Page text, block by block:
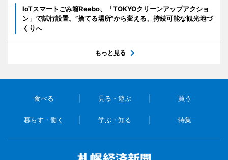
IoTスマートごみ箱Reebo、「TOKYOクリーンアップアクショ
ン」で試行設置。”捨てる場所”から変える、持続可能な観光地づ
くりへ
もっと見る
食べる 見る・遊ぶ 買う
暮らす・働く 学ぶ・知る 特集